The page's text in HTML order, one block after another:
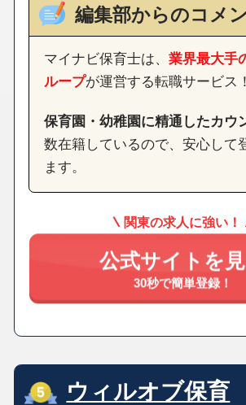
編集部からのコメ
マイナビ保育士は、 業界最大手
ループが運営する転職サービス！
保育園・幼稚園に精通したカウ
数在籍しているので、安心して
ます。
関東の求人に強い！
公式サイトを
30秒で簡単登録！
ウィルオブ保育